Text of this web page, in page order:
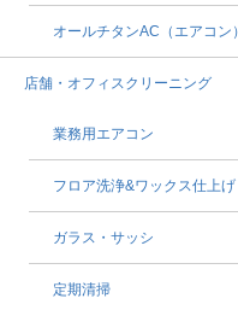
オールチタンAC（エアコン
店舗・オフィスクリーニング
業務用エアコン
フロア洗浄&ワックス仕上げ
ガラス・サッシ
定期清掃